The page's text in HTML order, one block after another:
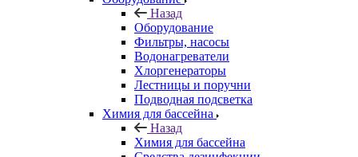
Назад
Оборудование
Фильтры, насосы
Водонагреватели
Хлоргенераторы
Лестницы и поручни
Подводная подсветка
Химия для бассейна
Назад
Химия для бассейна